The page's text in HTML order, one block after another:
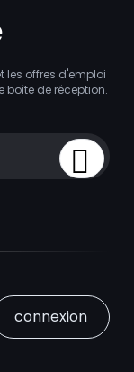
les offres d'emploi
boîte de réception.
Sign Up
connexion